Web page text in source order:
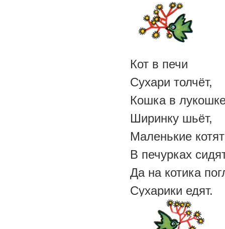
Кот в печи
Сухари толчёт,
Кошка в
Ширинку шьёт,
Маленькие
В печурках
Да на котика
Сухарики едят.